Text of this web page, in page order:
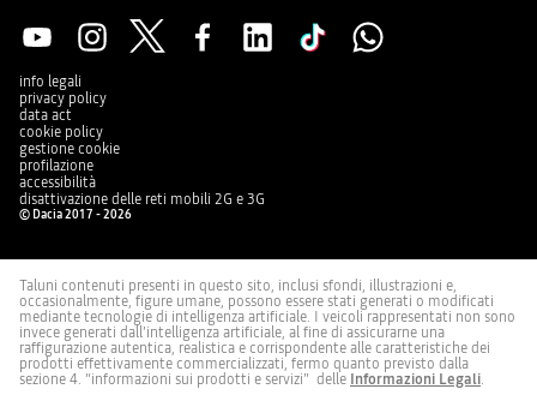
info legali
privacy policy
data act
cookie policy
gestione cookie
profilazione
accessibilità
disattivazione delle reti mobili 2G e 3G
© Dacia 2017 - 2026
Taluni contenuti presenti in questo sito, inclusi sfondi, illustrazioni e,
occasionalmente, figure umane, possono essere stati generati o modificati
mediante tecnologie di intelligenza artificiale. I veicoli rappresentati non sono
invece generati dall’intelligenza artificiale, al fine di assicurarne una
raffigurazione autentica, realistica e corrispondente alle caratteristiche dei
prodotti effettivamente commercializzati, fermo quanto previsto dalla
sezione 4. “informazioni sui prodotti e servizi” delle Informazioni Legali.